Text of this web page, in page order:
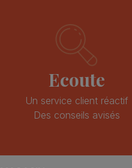
Ecoute
Un service client réactif
Des conseils avisés